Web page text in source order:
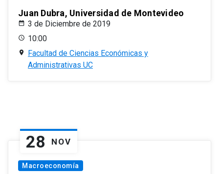
Juan Dubra, Universidad de Montevideo
3 de Diciembre de 2019
10:00
Facultad de Ciencias Económicas y
Administrativas UC
28 NOV
Macroeconomía